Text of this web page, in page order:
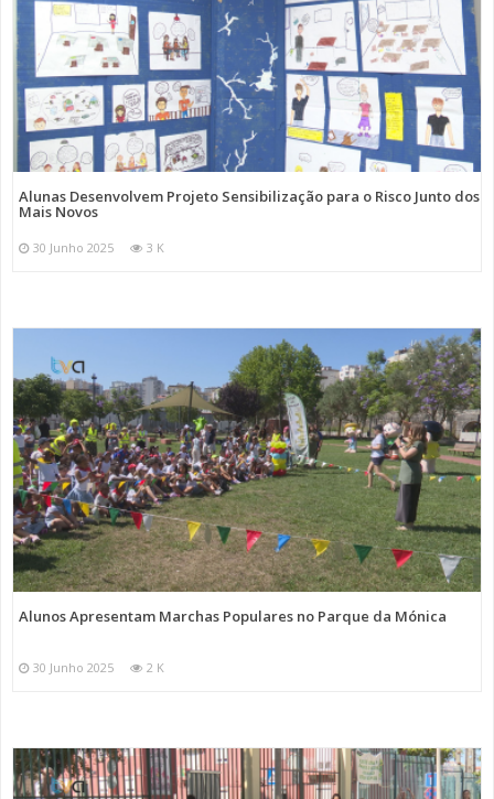
Alunas Desenvolvem Projeto Sensibilização para o Risco Junto dos
Mais Novos
30 Junho 2025 3 K
Alunos Apresentam Marchas Populares no Parque da Mónica
30 Junho 2025 2 K